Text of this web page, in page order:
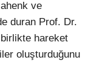
ve
duran Prof. Dr.
hareket
oluşturduğunu